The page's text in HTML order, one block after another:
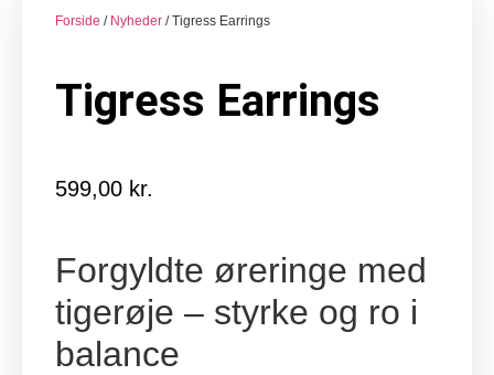
Forside / Nyheder / Tigress Earrings
Tigress Earrings
599,00 kr.
Forgyldte øreringe med
tigerøje – styrke og ro i
balance